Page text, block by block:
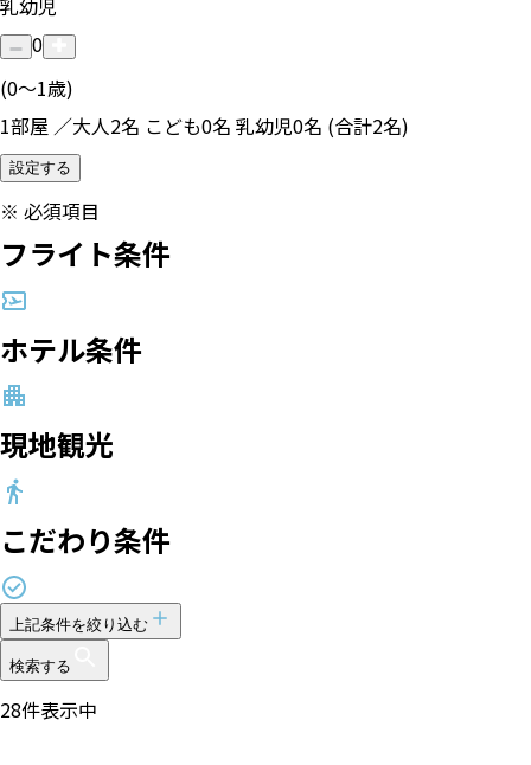
乳幼児
0
(0〜1歳)
1部屋 ／大人2名 こども0名 乳幼児0名 (合計2名)
設定する
※ 必須項目
フライト条件
ホテル条件
現地観光
こだわり条件
上記条件を絞り込む
検索する
30件表示中